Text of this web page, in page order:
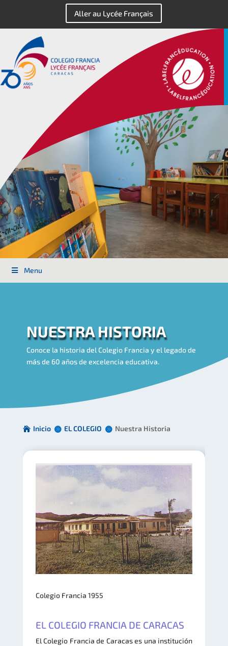
Aller au Lycée Français
Menu
NUESTRA HISTORIA
Conoce la historia del Colegio Francia y el legado de
más de 60 años de excelencia educativa.
Inicio EL COLEGIO Nuestra Historia
Colegio Francia 1955
EL COLEGIO FRANCIA DE CARACAS
El Colegio Francia de Caracas es una institución